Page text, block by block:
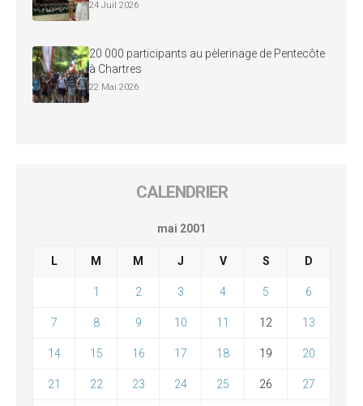
24 Juil 2026
20 000 participants au pèlerinage de Pentecôte
à Chartres
22 Mai 2026
CALENDRIER
mai 2001
L M M J V S D
1 2 3 4 5 6
7 8 9 10 11 12 13
14 15 16 17 18 19 20
21 22 23 24 25 26 27